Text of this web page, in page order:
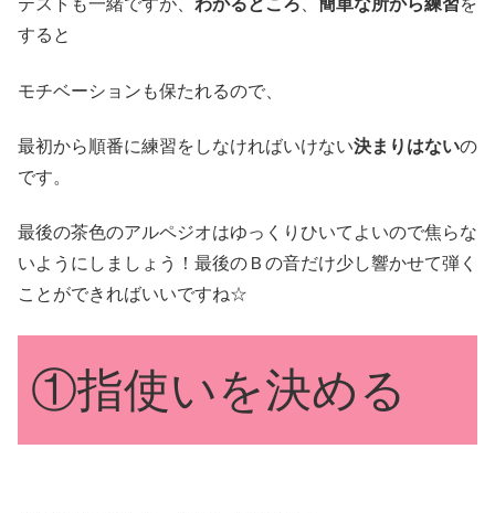
テストも一緒ですが、 わかるところ 簡単な所から練習を
すると
モチベーションも保たれるので、
最初から順番に練習をしなければいけない決まりはないの
です。
最後の茶色のアルペジオはゆっくりひいてよいので焦らな
いようにしましょう！最後のＢの音だけ少し響かせて弾く
ことができればいいですね☆
①指使いを決める